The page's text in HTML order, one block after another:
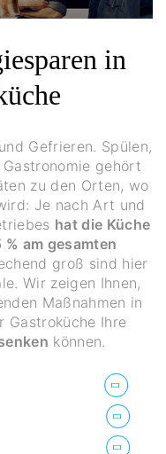
in
Gefrieren. Spülen,
gehört
zu den Orten, wo
Je nach Art und
hat die Küche
am gesamten
groß sind hier
Wir zeigen Ihnen,
Maßnahmen in
Gastroküche Ihre
können.